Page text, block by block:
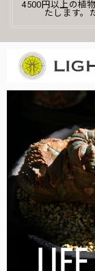
4500円以上の植
たします。